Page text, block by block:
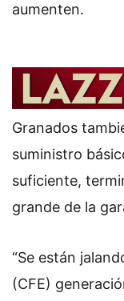
aumenten.
Granados
suministro
suficiente,
grande de la
“Se están
(CFE)